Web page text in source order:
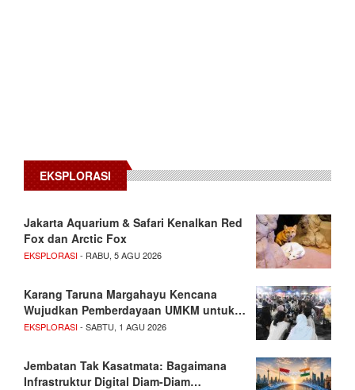
EKSPLORASI
Jakarta Aquarium & Safari Kenalkan Red
Fox dan Arctic Fox
EKSPLORASI- RABU, 5 AGU 2026
Karang Taruna Margahayu Kencana
Wujudkan Pemberdayaan UMKM untuk…
EKSPLORASI- SABTU, 1 AGU 2026
Jembatan Tak Kasatmata: Bagaimana
Infrastruktur Digital Diam-Diam…